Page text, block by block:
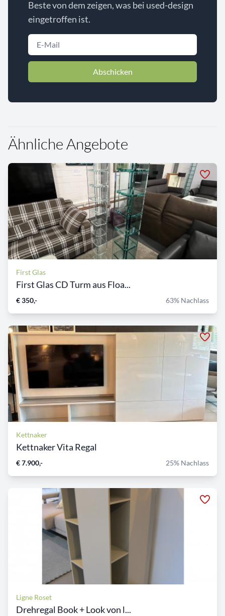
Beste von dem zeigen, was bei used-design
eingetroffen ist.
Abschicken
Ähnliche Angebote
First Glas
First Glas CD Turm aus Floa...
€ 350,- 63% Nachlass
Kettnaker
Kettnaker Vita Regal
€ 7.900,- 25% Nachlass
Ligne Roset
Drehregal Book + Look von l...